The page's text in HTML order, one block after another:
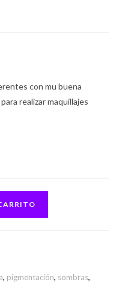
con mu buena
realizar maquillajes
, pigmentación, sombras,